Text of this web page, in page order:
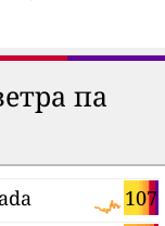
па
107